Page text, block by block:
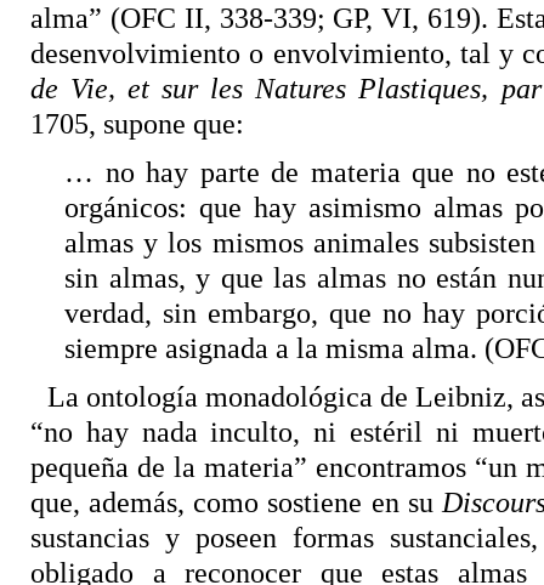
alma” (OFC II, 338-339; GP, VI, 619).
desenvolvimiento o envolvimiento, tal y
de Vie, et sur les Natures Plastiques,
1705, supone que:
… no hay parte de materia que no
orgánicos: que hay asimismo almas
almas y los mismos animales
sin almas, y que las almas no están
verdad, sin embargo, que no hay
siempre asignada a la misma alma.
La ontología monadológica de Leibniz,
“no hay nada inculto, ni estéril ni
pequeña de la materia” encontramos
que, además, como sostiene en su
sustancias y poseen formas
obligado a reconocer que estas